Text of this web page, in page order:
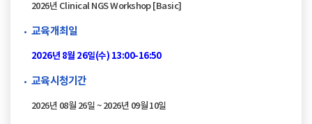
2026년 Clinical NGS Workshop [Basic]
교육개최일
2026년 8월 26일(수) 13:00-16:50
교육시청기간
2026년 08월 26일 ~ 2026년 09월 10일